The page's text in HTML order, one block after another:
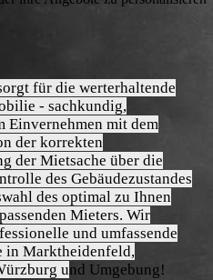
für die werterhaltende
- sachkundig,
Einvernehmen mit dem
der korrekten
der Mietsache über die
des Gebäudezustandes
des optimal zu Ihnen
Mieters. Wir
und umfassende
in Marktheidenfeld,
und Umgebung!